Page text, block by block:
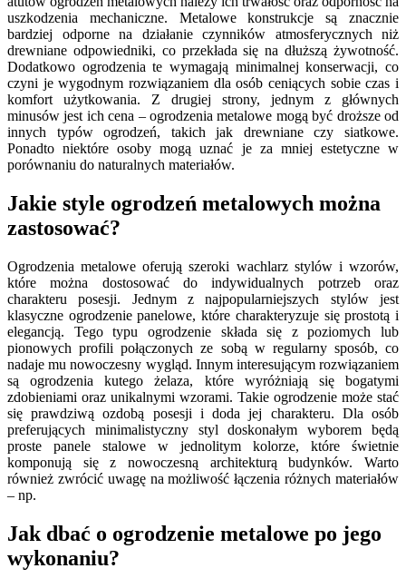
uszkodzenia mechaniczne. Metalowe konstrukcje są znacznie
bardziej odporne na działanie czynników atmosferycznych niż
drewniane odpowiedniki, co przekłada się na dłuższą żywotność.
Dodatkowo ogrodzenia te wymagają minimalnej konserwacji, co
czyni je wygodnym rozwiązaniem dla osób ceniących sobie czas i
komfort użytkowania. Z drugiej strony, jednym z głównych
minusów jest ich cena – ogrodzenia metalowe mogą być droższe od
innych typów ogrodzeń, takich jak drewniane czy siatkowe.
Ponadto niektóre osoby mogą uznać je za mniej estetyczne w
porównaniu do naturalnych materiałów.
Jakie style ogrodzeń metalowych można
zastosować?
Ogrodzenia metalowe oferują szeroki wachlarz stylów i wzorów,
które można dostosować do indywidualnych potrzeb oraz
charakteru posesji. Jednym z najpopularniejszych stylów jest
klasyczne ogrodzenie panelowe, które charakteryzuje się prostotą i
elegancją. Tego typu ogrodzenie składa się z poziomych lub
pionowych profili połączonych ze sobą w regularny sposób, co
nadaje mu nowoczesny wygląd. Innym interesującym rozwiązaniem
są ogrodzenia kutego żelaza, które wyróżniają się bogatymi
zdobieniami oraz unikalnymi wzorami. Takie ogrodzenie może stać
się prawdziwą ozdobą posesji i doda jej charakteru. Dla osób
preferujących minimalistyczny styl doskonałym wyborem będą
proste panele stalowe w jednolitym kolorze, które świetnie
komponują się z nowoczesną architekturą budynków. Warto
również zwrócić uwagę na możliwość łączenia różnych materiałów
– np.
Jak dbać o ogrodzenie metalowe po jego
wykonaniu?